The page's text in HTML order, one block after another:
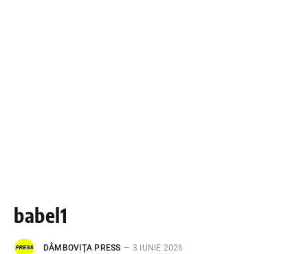
babel1
DÂMBOVIŢA PRESS 3 IUNIE 2026